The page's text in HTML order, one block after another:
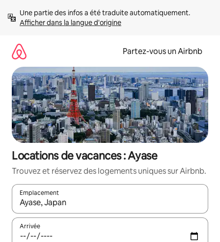
directement
Afficher dans la langue d'origine
Partez-vous un Airbnb
Locations de vacances : Ayase
Trouvez et réservez des logements uniques sur Airbnb.
Emplacement
Quand les résultats sont affichés, parcourez-les en utilisant
Arrivée